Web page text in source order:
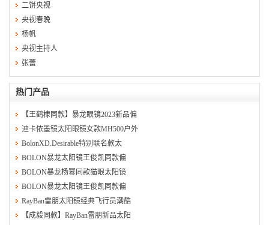
二饼央视
央视春晚
杨帆
央视主持人
张蕾
热门产品
【王鹤棣同款】暴龙眼镜2023新品偏
迪卡侬墨镜太阳眼镜女款MH500户外
BolonXD.Desirable特别联名款太
BOLON暴龙太阳镜王俊凯同款偏
BOLON暴龙杨幂同款猫眼太阳镜
BOLON暴龙太阳镜王俊凯同款偏
RayBan雷朋太阳镜经典飞行员潮酷
【成毅同款】RayBan雷朋新品太阳